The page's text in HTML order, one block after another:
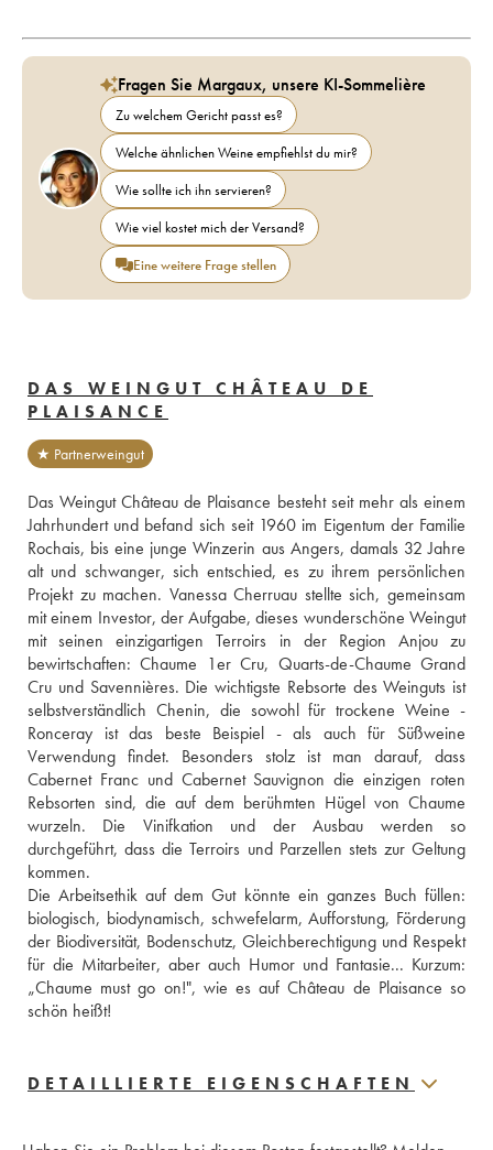
Fragen Sie Margaux, unsere KI-Sommelière
Zu welchem Gericht passt es?
Welche ähnlichen Weine empfiehlst du mir?
Wie sollte ich ihn servieren?
Wie viel kostet mich der Versand?
Eine weitere Frage stellen
DAS WEINGUT CHÂTEAU DE
PLAISANCE
★ Partnerweingut
Das Weingut Château de Plaisance besteht seit mehr als einem
Jahrhundert und befand sich seit 1960 im Eigentum der Familie
Rochais, bis eine junge Winzerin aus Angers, damals 32 Jahre
alt und schwanger, sich entschied, es zu ihrem persönlichen
Projekt zu machen. Vanessa Cherruau stellte sich, gemeinsam
mit einem Investor, der Aufgabe, dieses wunderschöne Weingut
mit seinen einzigartigen Terroirs in der Region Anjou zu
bewirtschaften: Chaume 1er Cru, Quarts-de-Chaume Grand
Cru und Savennières. Die wichtigste Rebsorte des Weinguts ist
selbstverständlich Chenin, die sowohl für trockene Weine -
Ronceray ist das beste Beispiel - als auch für Süßweine
Verwendung findet. Besonders stolz ist man darauf, dass
Cabernet Franc und Cabernet Sauvignon die einzigen roten
Rebsorten sind, die auf dem berühmten Hügel von Chaume
wurzeln. Die Vinifkation und der Ausbau werden so
durchgeführt, dass die Terroirs und Parzellen stets zur Geltung
kommen.
Die Arbeitsethik auf dem Gut könnte ein ganzes Buch füllen:
biologisch, biodynamisch, schwefelarm, Aufforstung, Förderung
der Biodiversität, Bodenschutz, Gleichberechtigung und Respekt
für die Mitarbeiter, aber auch Humor und Fantasie... Kurzum:
„Chaume must go on!", wie es auf Château de Plaisance so
schön heißt!
DETAILLIERTE EIGENSCHAFTEN